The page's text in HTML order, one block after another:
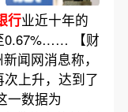
行业近十年的
0.67%…… 【财
闻网消息称，
上升，达到了
一数据为